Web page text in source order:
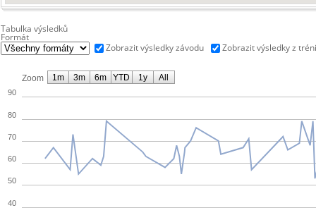
Tabulka výsledků
Formát
Zobrazit výsledky závodu
Zobrazit výsledky z
Zoom
40
50
60
70
80
90
1m 3m 6m YTD 1y All